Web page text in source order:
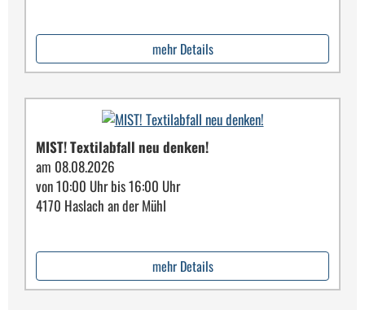
mehr Details
MIST! Textilabfall neu denken!
am 08.08.2026
von 10:00 Uhr bis 16:00 Uhr
4170 Haslach an der Mühl
mehr Details